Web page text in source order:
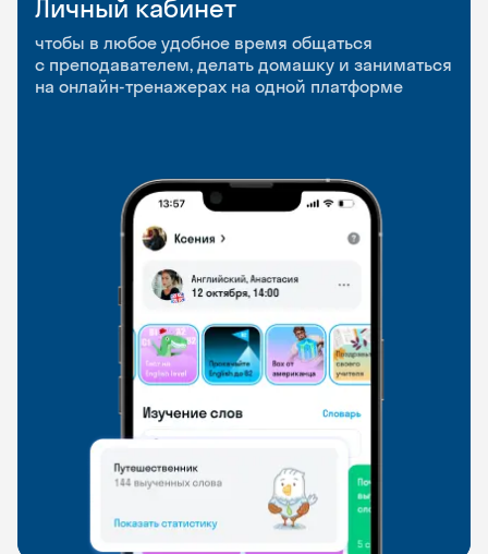
Личный кабинет
чтобы в любое удобное время общаться
с преподавателем, делать домашку и заниматься
на онлайн-тренажерах на одной платформе
Мобильное
приложение
чтобы заниматься и изучать новые слова где
и когда удобно
Разговорные клубы
и Talks
Групповые занятия для разговорной практики
и индивидуальные встречи с преподавателями